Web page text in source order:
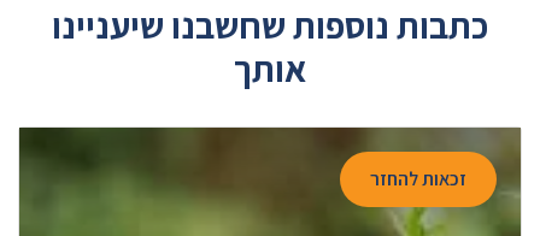
כתבות נוספות שחשבנו שיעניינו
אותך
זכאות להחזר